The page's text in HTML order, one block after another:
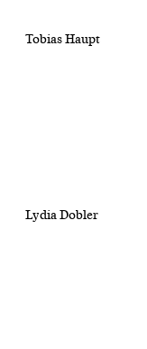
Tobias Haupt
Lydia Dobler